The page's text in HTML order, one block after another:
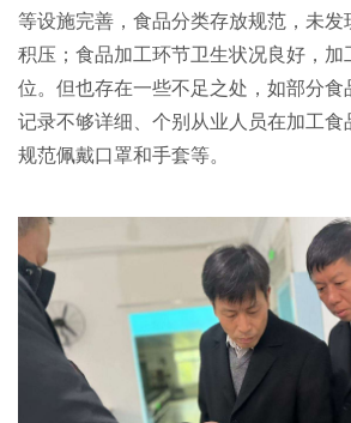
等设施完善，食品分类存放规范，未
积压；食品加工环节卫生状况良好，加
位。但也存在一些不足之处，如部分食
记录不够详细、个别从业人员在加工
规范佩戴口罩和手套等。